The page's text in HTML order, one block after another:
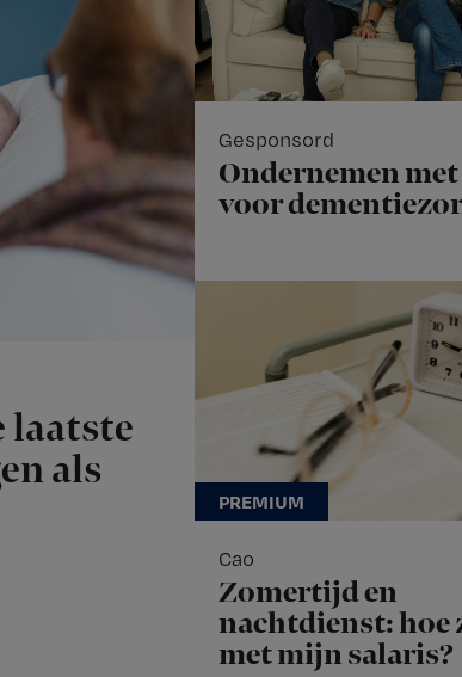
laatste
als
Gesponsord
Ondernemen
voor
Cao
Zomertijd en
nachtdienst: hoe
met mijn salaris?